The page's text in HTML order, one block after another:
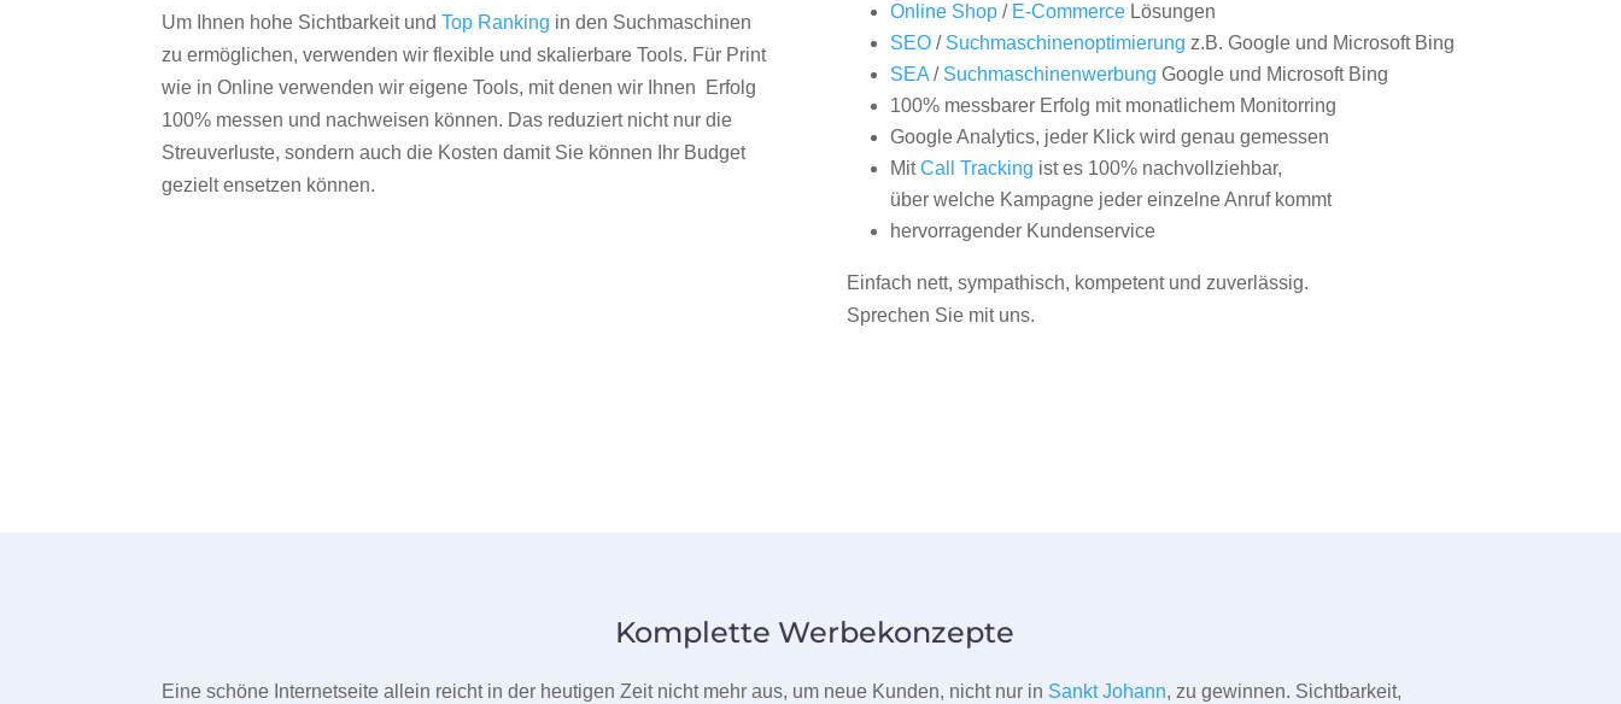
Um Ihnen hohe Sichtbarkeit undTop Ranking in den Suchmaschinen
zu ermöglichen, verwenden wir flexible und skalierbare Tools. Für Print
wie in Online verwenden wir eigene Tools, mit denen wir Ihnen Erfolg
100% messen und nachweisen können. Das reduziert nicht nur die
Streuverluste, sondern auch die Kosten damit Sie können Ihr Budget
gezielt ensetzen können.
Online Shop/ E-CommerceLösungen
SEO/ Suchmaschinenoptimierung z.B. Google und Microsoft Bing
SEA/ Suchmaschinenwerbung Google und Microsoft Bing
100% messbarer Erfolg mit monatlichem Monitorring
Google Analytics, jeder Klick wird genau gemessen
MitCall Tracking ist es 100% nachvollziehbar,
über welche Kampagne jeder einzelne Anruf kommt
hervorragender Kundenservice
Einfach nett, sympathisch, kompetent und zuverlässig.
Sprechen Sie mit uns.
Komplette Werbekonzepte
Eine schöne Internetseite allein reicht in der heutigen Zeit nicht mehr aus, um neue Kunden, nicht nur in Sankt Johann, zu gewinnen. Sichtbarkeit,